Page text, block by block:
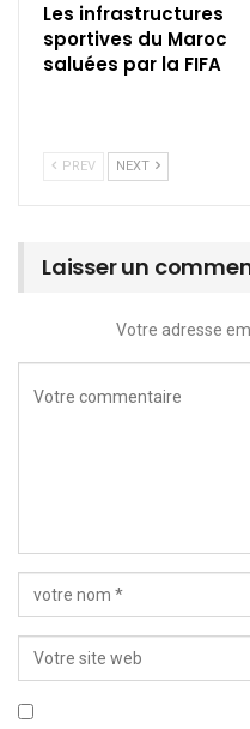
Les infrastructures
sportives du Maroc
saluées par la FIFA
PREV NEXT
Laisser un
Votre adresse